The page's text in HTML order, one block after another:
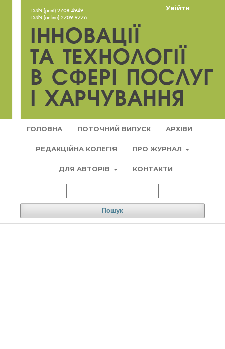
ГОЛОВНА ПОТОЧНИЙ ВИПУСК АРХІВИ
РЕДАКЦІЙНА КОЛЕГІЯ ПРО ЖУРНАЛ
ДЛЯ АВТОРІВ КОНТАКТИ
Пошук
Увійти